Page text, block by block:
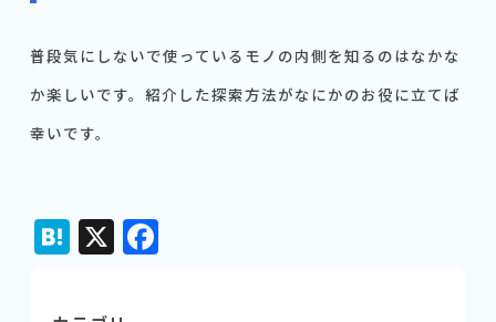
普段気にしないで使っているモノの内側を知るのはなかな
か楽しいです。紹介した探索方法がなにかのお役に立てば
幸いです。
Hatena
X Facebook